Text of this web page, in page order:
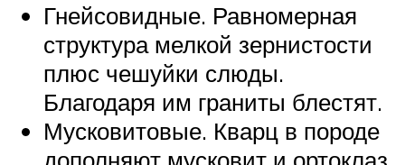
Гнейсовидные. Равномерная
структура мелкой зернистости
плюс чешуйки слюды.
Благодаря им граниты блестят.
Мусковитовые. Кварц в породе